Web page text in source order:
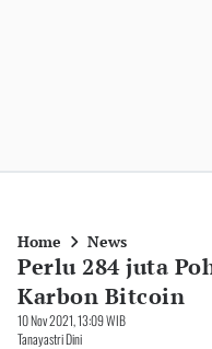
Home News
Perlu 284 juta
Karbon Bitcoin
10 Nov 2021, 13:09 WIB
Tanayastri Dini